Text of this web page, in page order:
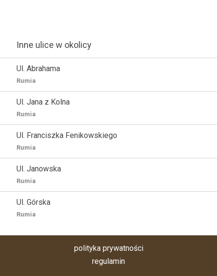
Inne ulice w okolicy
Ul. Abrahama
Rumia
Ul. Jana z Kolna
Rumia
Ul. Franciszka Fenikowskiego
Rumia
Ul. Janowska
Rumia
Ul. Górska
Rumia
polityka prywatności
regulamin